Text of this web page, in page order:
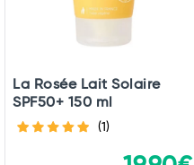
La Rosée Lait Solaire
SPF50+ 150 ml
(1)